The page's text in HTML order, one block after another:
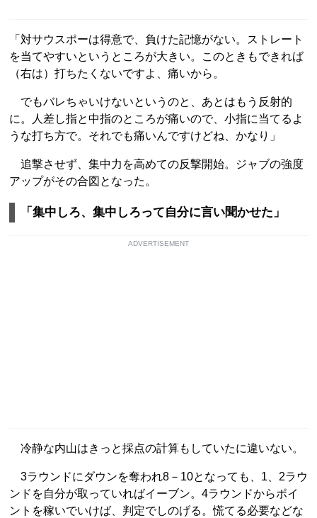
「対サウスポーは得意で、負けた記憶がない。ストレート
を当てやすいというところが大きい。このときもできれば
（右は）打ちたくないですよ、痛いから。
でもバレちゃいけないというのと、あとはもう反射的
に。人差し指と中指のところが痛いので、小指に当てるよ
うな打ち方で。それでも痛いんですけどね、かなり」
追撃させず、集中力を高めての反撃開始。ジャブの強度
アップがその合図となった。
「集中しろ、集中しろって自分に言い聞かせた」
ADVERTISEMENT
冷静な内山はきっと採点の計算もしていたに違いない。
3ラウンドにダウンを奪われ8－10となっても、1、2ラウ
ンドを自分が取っていればイーブン。4ラウンドからポイ
ントを稼いでいけば、判定でしのげる。慌てる必要などな